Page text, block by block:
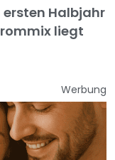
ersten Halbjahr
liegt
Werbung